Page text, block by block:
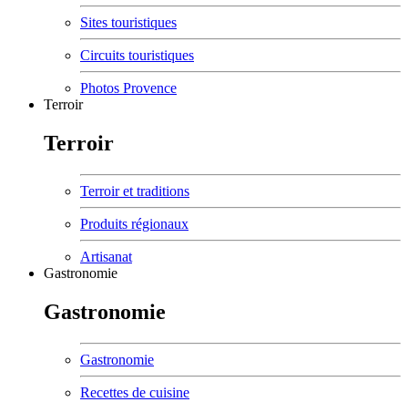
Sites touristiques
Circuits touristiques
Photos Provence
Terroir
Terroir
Terroir et traditions
Produits régionaux
Artisanat
Gastronomie
Gastronomie
Gastronomie
Recettes de cuisine